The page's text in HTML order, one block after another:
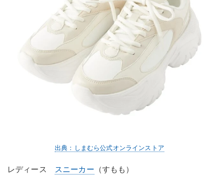
出典：しまむら公式オンラインストア
レディース スニーカー （すもも）